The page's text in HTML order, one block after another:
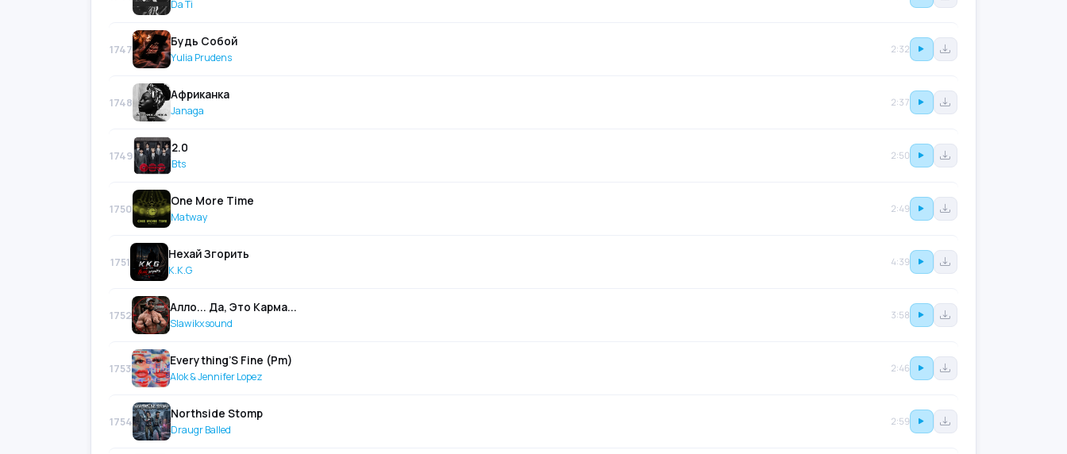
Da Ti
1747
Будь Собой
Yulia Prudens
2:32
1748
Африканка
Janaga
2:37
1749
2.0
Bts
2:50
1750
One More Time
Matway
2:49
1751
Нехай Згорить
K.K.G
4:39
1752
Алло... Да, Это Карма...
Slawikxsound
3:58
1753
Everything’S Fine (Pm)
Alok & Jennifer Lopez
2:46
1754
Northside Stomp
Draugr Balled
2:59